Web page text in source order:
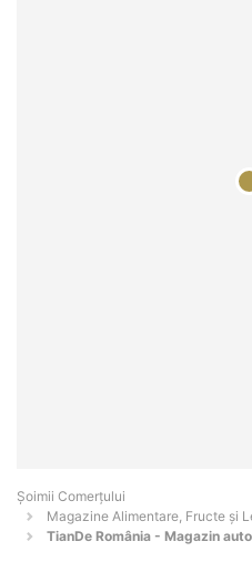
Șoimii Comerțului
Magazine Alimentare, Fructe și
TianDe România - Magazin